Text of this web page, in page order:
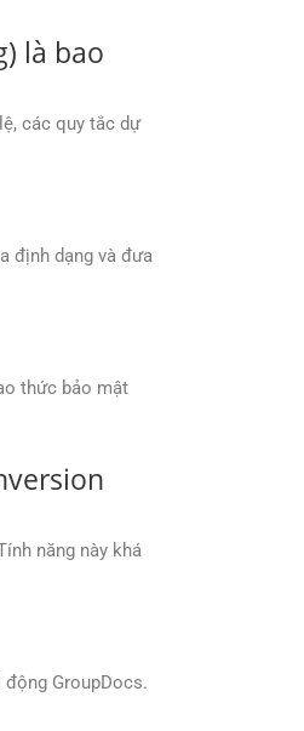
là bao
các quy tắc dự
định dạng và đưa
thức bảo mật
năng này khá
GroupDocs.